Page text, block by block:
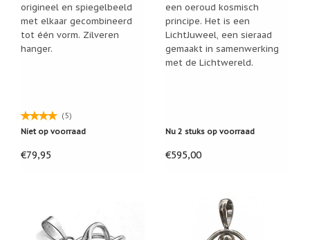
De
uw
cadeauverpakking
en
termijnen!
origineel en spiegelbeeld
met elkaar gecombineerd
tot één vorm. Zilveren
hanger.
(5)
Niet op voorraad
€79,95
een oeroud kosmisch
principe. Het is een
LichtJuweel, een sieraad
gemaakt in samenwerking
met de Lichtwereld.
Nu 2 stuks op voorraad
€595,00